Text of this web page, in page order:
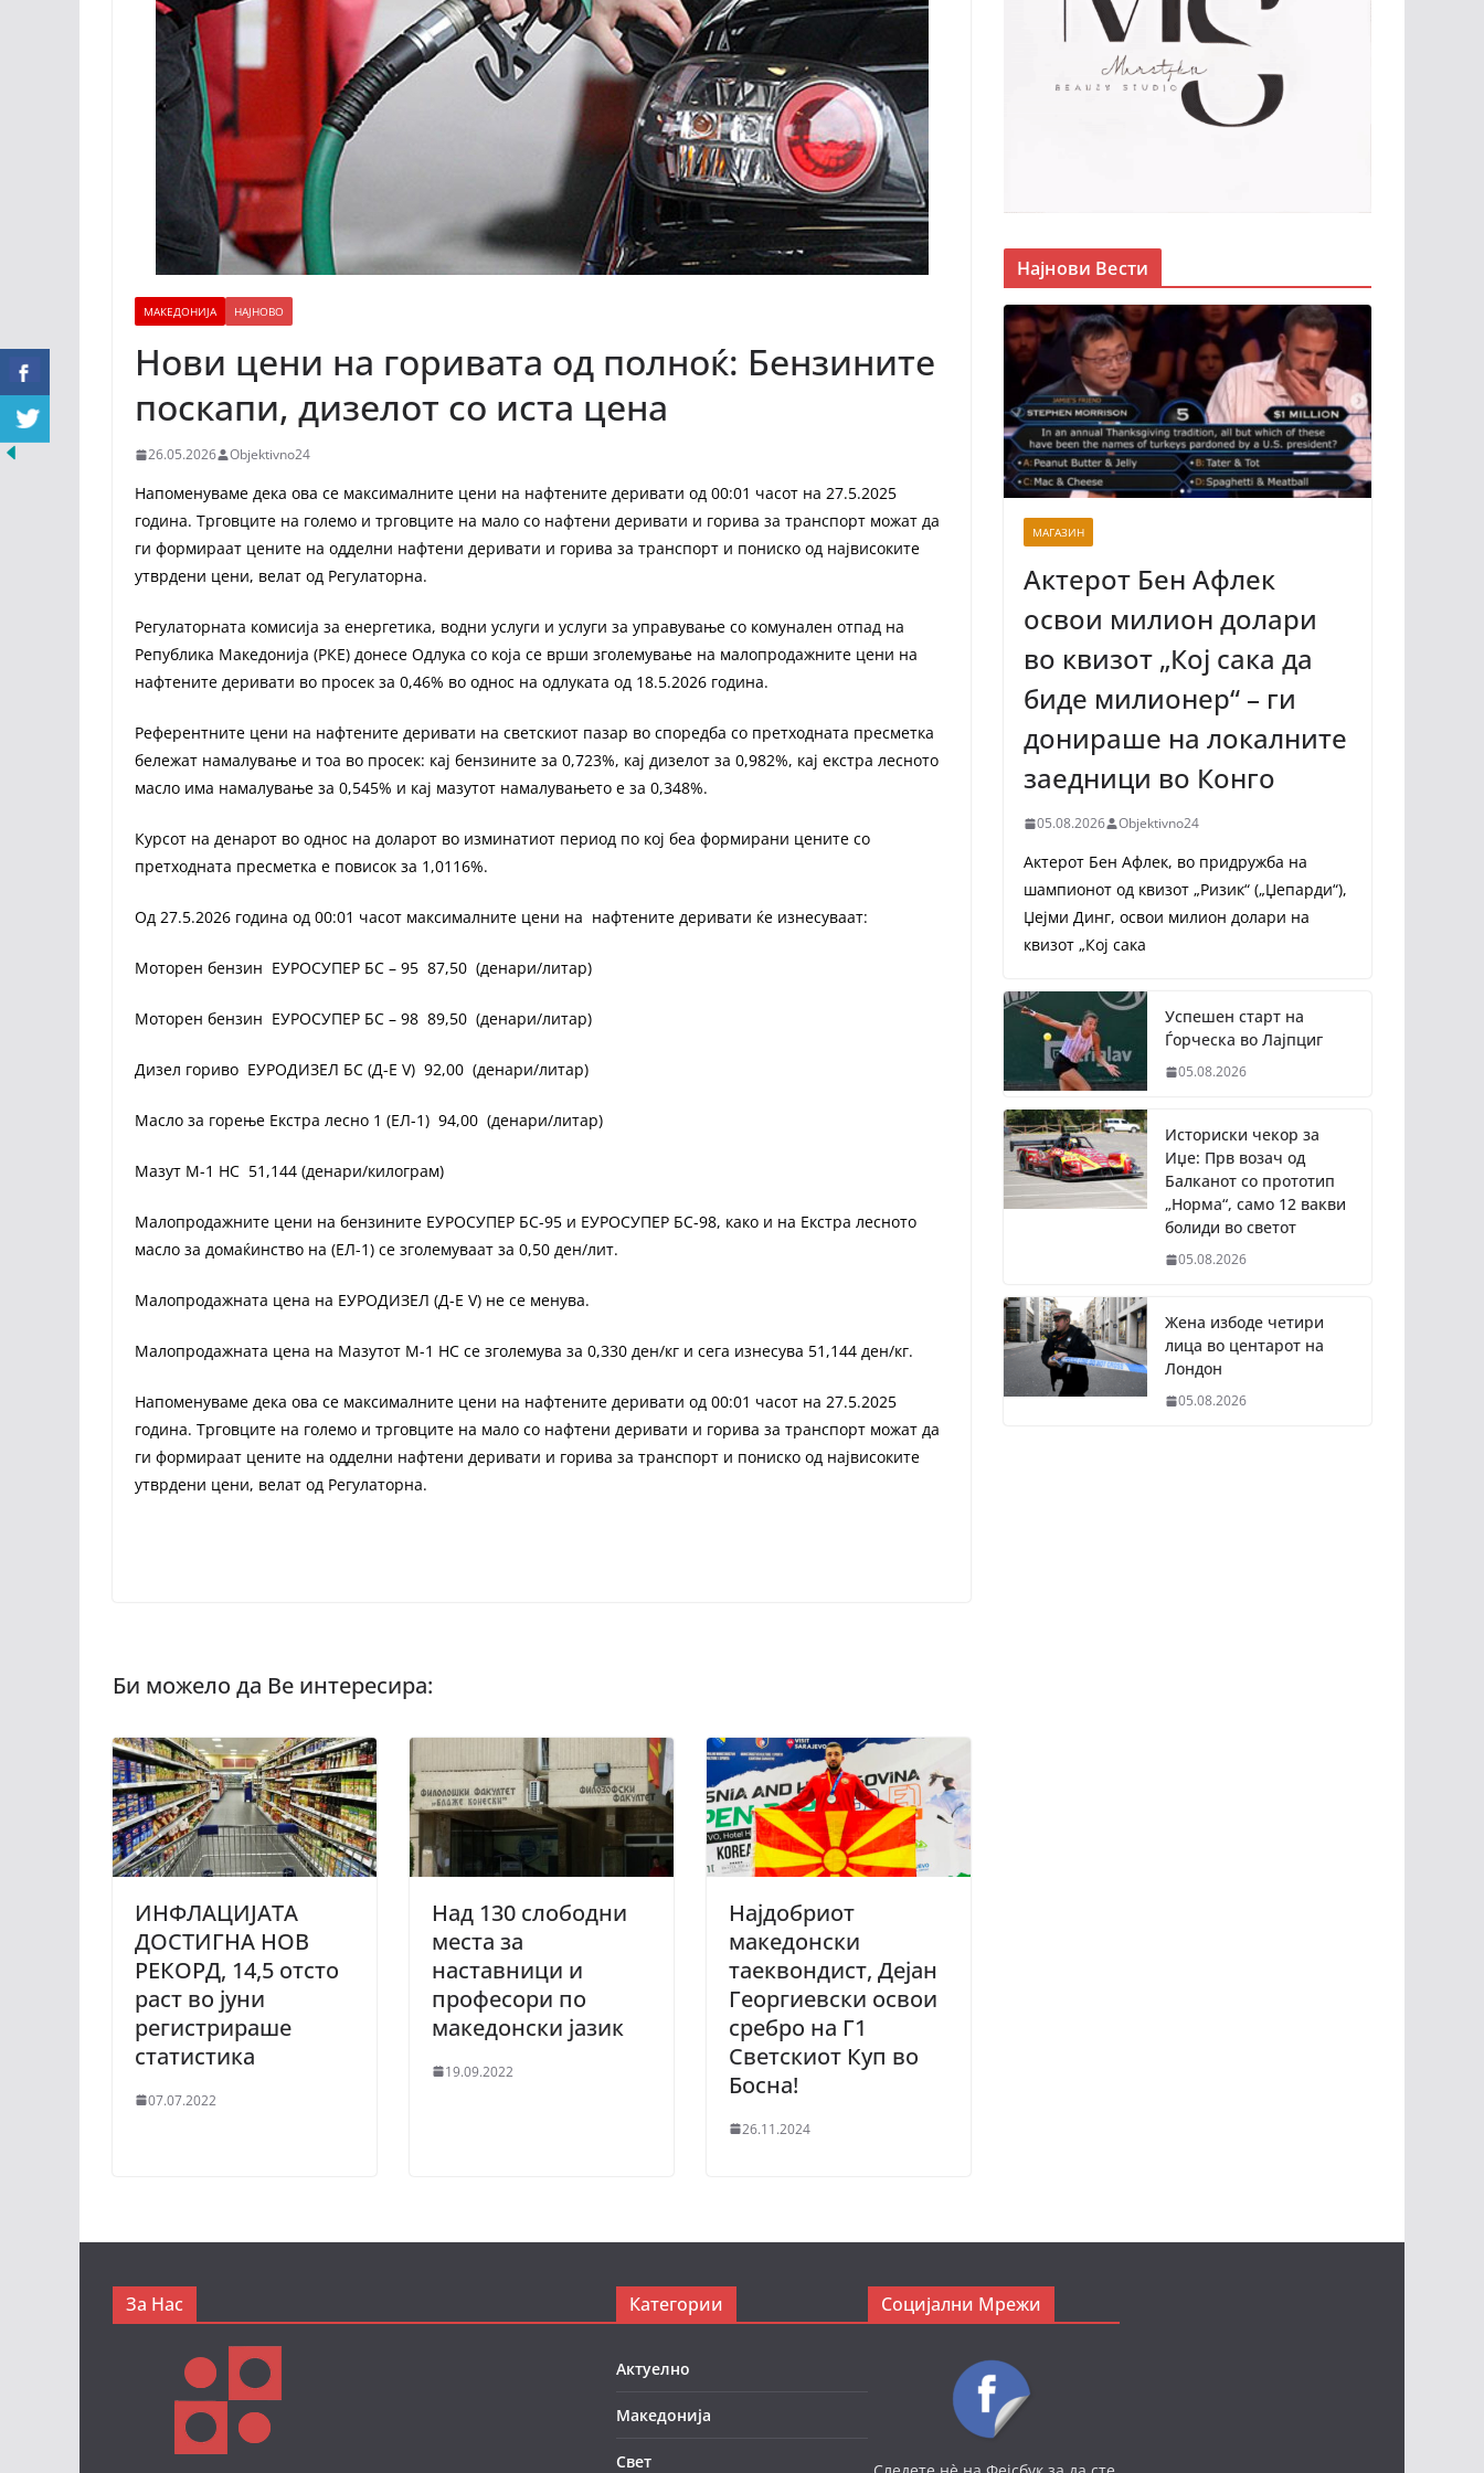
МАКЕДОНИЈА НАЈНОВО
Нови цени на горивата од полноќ: Бензините
поскапи, дизелот со иста ценa
26.05.2026 Objektivno24
Напоменуваме дека ова се максималните цени на нафтените деривати од 00:01 часот на 27.5.2025
година. Трговците на големо и трговците на мало со нафтени деривати и горива за транспорт можат да
ги формираат цените на одделни нафтени деривати и горива за транспорт и пониско од највисоките
утврдени цени, велат од Регулаторна.
Регулаторната комисија за енергетика, водни услуги и услуги за управување со комунален отпад на
Република Македонија (РКЕ) донесе Одлука со која се врши зголемување на малопродажните цени на
нафтените деривати во просек за 0,46% во однос на одлуката од 18.5.2026 година.
Референтните цени на нафтените деривати на светскиот пазар во споредба со претходната пресметка
бележат намалување и тоа во просек: кај бензините за 0,723%, кај дизелот за 0,982%, кај екстра лесното
масло има намалување за 0,545% и кај мазутот намалувањето е за 0,348%.
Курсот на денарот во однос на доларот во изминатиот период по кој беа формирани цените со
претходната пресметка е повисок за 1,0116%.
Од 27.5.2026 година од 00:01 часот максималните цени на нафтените деривати ќе изнесуваат:
Моторен бензин ЕУРОСУПЕР БС – 95 87,50 (денари/литар)
Моторен бензин ЕУРОСУПЕР БС – 98 89,50 (денари/литар)
Дизел гориво ЕУРОДИЗЕЛ БС (Д-Е V) 92,00 (денари/литар)
Масло за горење Екстра лесно 1 (ЕЛ-1) 94,00 (денари/литар)
Мазут М-1 НС 51,144 (денари/килограм)
Малопродажните цени на бензините ЕУРОСУПЕР БС-95 и ЕУРОСУПЕР БС-98, како и на Екстра лесното
масло за домаќинство на (ЕЛ-1) се зголемуваат за 0,50 ден/лит.
Малопродажната цена на ЕУРОДИЗЕЛ (Д-Е V) не се менува.
Малопродажната цена на Мазутот М-1 НС се зголемува за 0,330 ден/кг и сега изнесува 51,144 ден/кг.
Напоменуваме дека ова се максималните цени на нафтените деривати од 00:01 часот на 27.5.2025
година. Трговците на големо и трговците на мало со нафтени деривати и горива за транспорт можат да
ги формираат цените на одделни нафтени деривати и горива за транспорт и пониско од највисоките
утврдени цени, велат од Регулаторна.
ИНФЛАЦИЈАТА
ДОСТИГНА НОВ
РЕКОРД, 14,5 отсто
раст во јуни
регистрираше
статистика
07.07.2022
Над 130 слободни
места за
наставници и
професори по
македонски јазик
19.09.2022
Најдобриот
македонски
таеквондист, Дејан
Георгиевски освои
сребро на Г1
Светскиот Куп во
Босна!
26.11.2024
Најнови Вести
МАГАЗИН
Актерот Бен Афлек
освои милион долари
во квизот „Кој сака да
биде милионер“ – ги
донираше на локалните
заедници во Конго
05.08.2026 Objektivno24
Актерот Бен Афлек, во придружба на
шампионот од квизот „Ризик“ („Џепарди“),
Џејми Динг, освои милион долари на
квизот „Кој сака
Успешен старт на
Ѓорческа во Лајпциг
05.08.2026
Историски чекор за
Иџе: Прв возач од
Балканот со прототип
„Норма“, само 12 вакви
болиди во светот
05.08.2026
Жена избоде четири
лица во центарот на
Лондон
05.08.2026
За Нас Категории
Актуелно
Македонија
Свет
Социјални Мрежи